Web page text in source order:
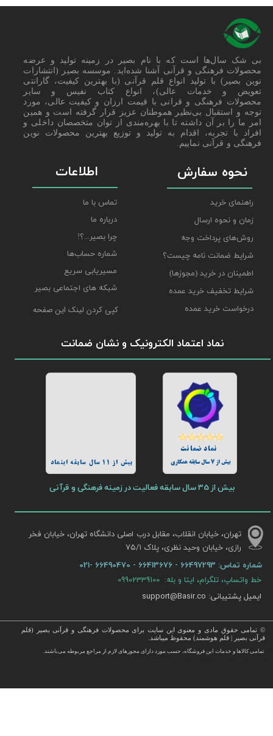
نحوه سفارش
راهنمای خرید
زمان و نحوه ارسال
روش‌های پرداخت وجه
شرایط ضمانت نامه چیست؟
اطمینان در خرید (مجوزها)
شرایط تخفیف خرید عمده
درخواست خرید عمده
© تمامی حقوق مادی و معنوی این سایت برای محصولات فرهنگی و قرآنی بصیر (قلم
قرآنی بصیر | قلم هوشمند) محفوظ میباشد.
تمامی كالاها و خدمات این فروشگاه، حسب مورد دارای مجوزهای لازم از مراجع مربوطه می‌باشند.
، انواع قلم قرآنی ، انواع کتاب نفیس و قرآن نفیس , قرآن عروس , کتب نفیس و معطر , کتاب چرمی و سایر محصولات
نماد اعتماد الکترونیک و نشان ضمانت
بیش از 11 سال سابقه اینماد
بیش از 35 سال سابقه فعالیت در زمینه فرهنگی و قرآنی
بیش از 7 سال سابقه همکاری
اطلاعات
تماس با ما
درباره ما
چرا بصیر...؟!
شماره حساب‌ها
مسیریابی سریع
شبکه های اجتماعی بصیر
تهران، خیابان انقلاب، مقابل درب اصلی دانشگاه تهران، خیابان فخر
رازی، خیابان وحید نظری، پلاک ۷۵/۱​​​​​​​
شماره تماس:
بی شک سال‌ها است که با نام بصیر در زمینه تولید و عرضه
محصولات فرهنگی و قرآنی آشنا شده‌اید. موسسه بصیر (انتشارات
نوین بصیر) با تولید انواع قلم قرآنی (با بهترین کیفیت، گارانتی
تعویض و خدمات عالی)، انواع کتاب نفیس و سایر
محصولات فرهنگی و قرانی با قیمت ارزان و کیفیت عالی، مورد
توجه و استقبال بی‌نظیر هموطنان عزیز قرار گرفته است و همین
امر ما را بر آن داشته تا با بهره‌مندی از توان متخصصان داخلی و
افراد با تجربه، اقدام به تولید و توزیع بهترین محصولات نوین
فرهنگی و قرآنی نماییم.
خط واتساپ، تلگرام، ایتا و بله: 09902339100
ایمیل پشتیبانی: support@Basir.co
کپی کردن لینک این صفحه